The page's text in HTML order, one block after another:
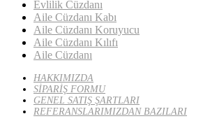
Evlilik Cüzdanı
Aile Cüzdanı Kabı
Aile Cüzdanı Koruyucu
Aile Cüzdanı Kılıfı
Aile Cüzdanı
HAKKIMIZDA
SİPARİŞ FORMU
GENEL SATIŞ ŞARTLARI
REFERANSLARIMIZDAN BAZILARI